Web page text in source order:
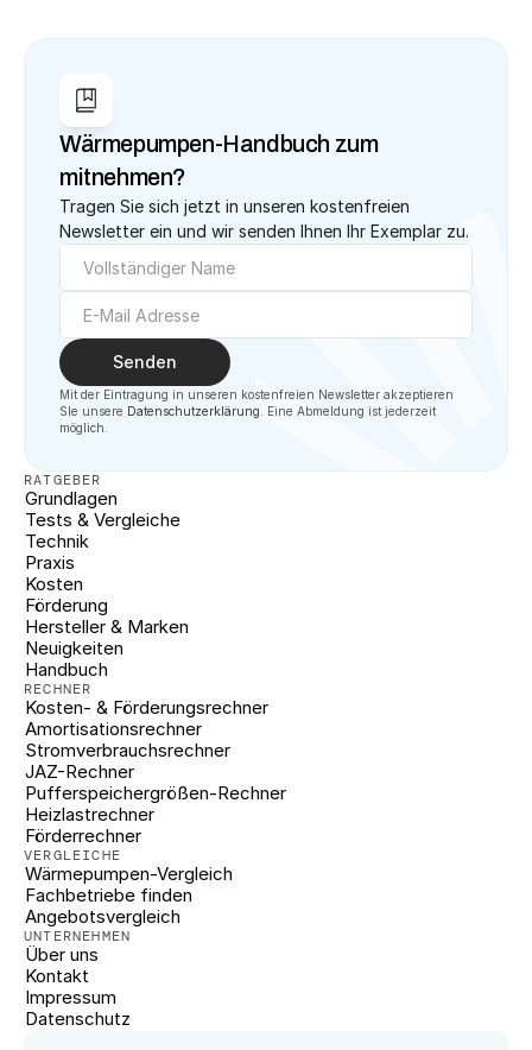
Wärmepumpen-Handbuch zum
mitnehmen?
Tragen Sie sich jetzt in unseren kostenfreien
Newsletter ein und wir senden Ihnen Ihr Exemplar zu.
Senden
Mit der Eintragung in unseren kostenfreien Newsletter akzeptieren
SIe unsere Datenschutzerklärung . Eine Abmeldung ist jederzeit
möglich.
RATGEBER
Grundlagen
Tests & Vergleiche
Technik
Praxis
Kosten
Förderung
Hersteller & Marken
Neuigkeiten
Handbuch
RECHNER
Kosten- & Förderungsrechner
Amortisationsrechner
Stromverbrauchsrechner
JAZ-Rechner
Pufferspeichergrößen-Rechner
Heizlastrechner
Förderrechner
VERGLEICHE
Wärmepumpen-Vergleich
Fachbetriebe finden
Angebotsvergleich
UNTERNEHMEN
Über uns
Kontakt
Impressum
Datenschutz